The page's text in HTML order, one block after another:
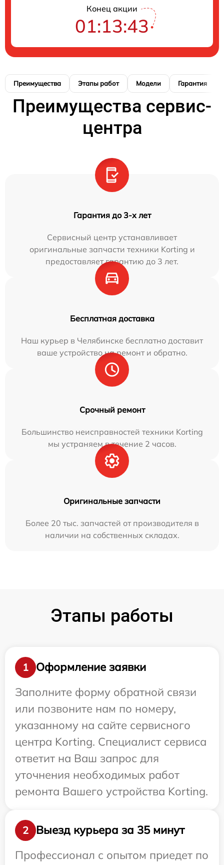
Конец акции
01:13:42
Преимущества Этапы работ Модели Гарантия
Преимущества сервис-
центра
Гарантия до 3-х лет
Сервисный центр устанавливает
оригинальные запчасти техники Korting и
предоставляет гарантию до 3 лет.
Бесплатная доставка
Наш курьер в Челябинске бесплатно доставит
ваше устройство на ремонт и обратно.
Срочный ремонт
Большинство неисправностей техники Korting
мы устраняем в течение 2 часов.
Оригинальные запчасти
Более 20 тыс. запчастей от производителя в
наличии на собственных складах.
Этапы работы
1
Оформление заявки
Заполните форму обратной связи
или позвоните нам по номеру,
указанному на сайте сервисного
центра Korting. Специалист сервиса
ответит на Ваш запрос для
уточнения необходимых работ
ремонта Вашего устройства Korting.
2
Выезд курьера за 35 минут
Профессионал с опытом приедет по